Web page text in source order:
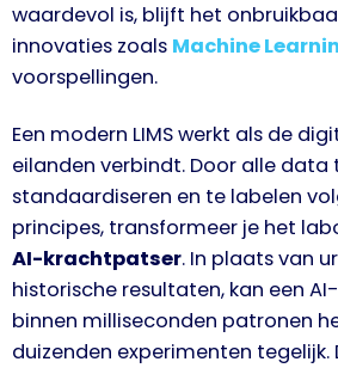
waardevol is, blijft het
innovaties zoals Machine
voorspellingen.
Een modern LIMS werkt als de
eilanden verbindt. Door alle data
standaardiseren en te labelen
principes, transformeer je het
AI-krachtpatser. In plaats van
historische resultaten, kan een
binnen milliseconden patronen
duizenden experimenten tegelijk.